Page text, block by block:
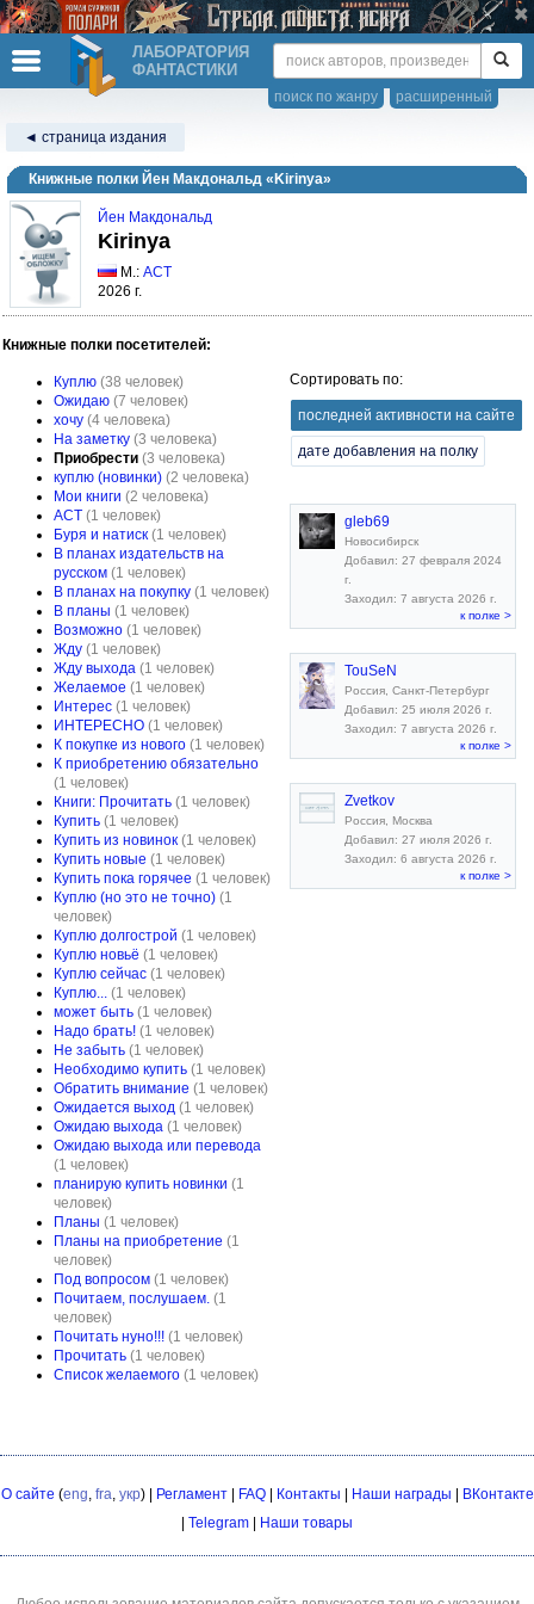
ЛАБОРАТОРИЯ
ФАНТАСТИКИ
расширенный
поиск по жанру
◄ страница издания
Книжные полки Йен Макдональд «Kirinya»
Йен Макдональд
Kirinya
М.: АСТ
2026 г.
Книжные полки посетителей:
Куплю (38 человек)
Ожидаю (7 человек)
хочу (4 человека)
На заметку (3 человека)
Приобрести (3 человека)
куплю (новинки) (2 человека)
Мои книги (2 человека)
АСТ (1 человек)
Буря и натиск (1 человек)
В планах издательств на
русском (1 человек)
В планах на покупку (1 человек)
В планы (1 человек)
Возможно (1 человек)
Жду (1 человек)
Жду выхода (1 человек)
Желаемое (1 человек)
Интерес (1 человек)
ИНТЕРЕСНО (1 человек)
К покупке из нового (1 человек)
К приобретению обязательно
(1 человек)
Книги: Прочитать (1 человек)
Купить (1 человек)
Купить из новинок (1 человек)
Купить новые (1 человек)
Купить пока горячее (1 человек)
Куплю (но это не точно) (1
человек)
Куплю долгострой (1 человек)
Куплю новьё (1 человек)
Куплю сейчас (1 человек)
Куплю... (1 человек)
может быть (1 человек)
Надо брать! (1 человек)
Не забыть (1 человек)
Необходимо купить (1 человек)
Обратить внимание (1 человек)
Ожидается выход (1 человек)
Ожидаю выхода (1 человек)
Ожидаю выхода или перевода
(1 человек)
планирую купить новинки (1
человек)
Планы (1 человек)
Планы на приобретение (1
человек)
Под вопросом (1 человек)
Почитаем, послушаем. (1
человек)
Почитать нуно!!! (1 человек)
Прочитать (1 человек)
Список желаемого (1 человек)
Сортировать по:
последней активности на сайте
дате добавления на полку
gleb69
Новосибирск
Добавил: 27 февраля 2024
г.
Заходил: 7 августа 2026 г.
к полке >
TouSeN
Россия, Санкт-Петербург
Добавил: 25 июля 2026 г.
Заходил: 7 августа 2026 г.
к полке >
Zvetkov
Россия, Москва
Добавил: 27 июля 2026 г.
Заходил: 6 августа 2026 г.
к полке >
О сайте (eng, fra, укр) | Регламент| FAQ| Контакты Наши награды
ВКонтакте
Telegram Наши товары